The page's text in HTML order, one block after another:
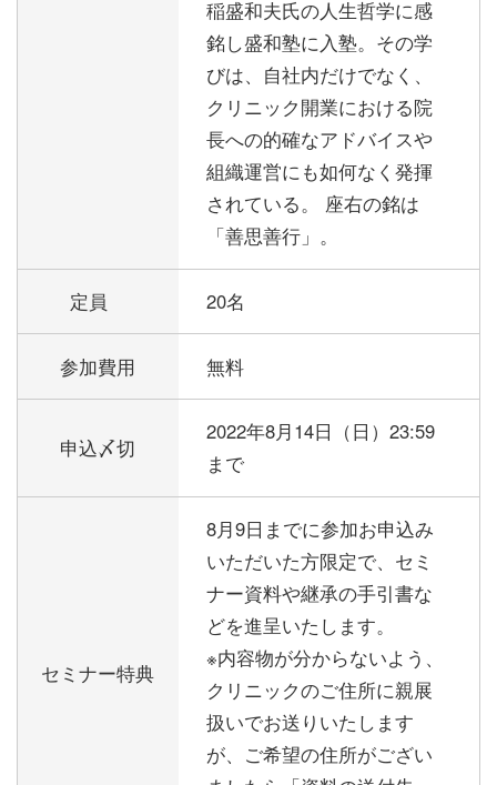
稲盛和夫氏の人生哲学に感
銘し盛和塾に入塾。その学
びは、自社内だけでなく、
クリニック開業における院
長への的確なアドバイスや
組織運営にも如何なく発揮
されている。 座右の銘は
「善思善行」。
定員 20名
参加費用 無料
申込〆切
2022年8月14日（日）23:59
まで
セミナー特典
8月9日までに参加お申込み
いただいた方限定で、セミ
ナー資料や継承の手引書な
どを進呈いたします。
※内容物が分からないよう、
クリニックのご住所に親展
扱いでお送りいたします
が、ご希望の住所がござい